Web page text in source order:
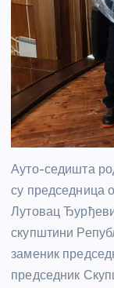
Ауто-седишта
су председница
Лутовац
скупштини
заменик
председник